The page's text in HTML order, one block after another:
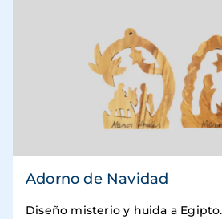
Adorno de Navidad
Diseño misterio y huida a